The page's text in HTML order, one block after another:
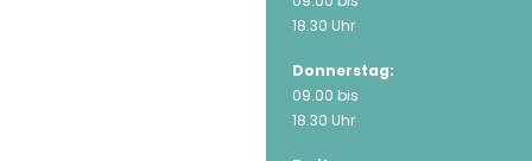
18.30 Uhr
Donnerstag:
09.00 bis
18.30 Uhr